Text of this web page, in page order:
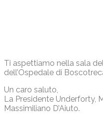
Ti aspettiamo nella sala
dell’Ospedale di
Un caro saluto,
La Presidente Underforty,
Massimiliano D’Aiuto.